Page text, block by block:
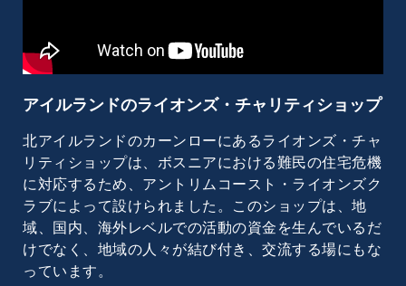
アイルランドのライオンズ・チャリティショップ
北アイルランドのカーンローにあるライオンズ・チャ
リティショップは、ボスニアにおける難民の住宅危機
に対応するため、アントリムコースト・ライオンズク
ラブによって設けられました。このショップは、地
域、国内、海外レベルでの活動の資金を生んでいるだ
けでなく、地域の人々が結び付き、交流する場にもな
っています。